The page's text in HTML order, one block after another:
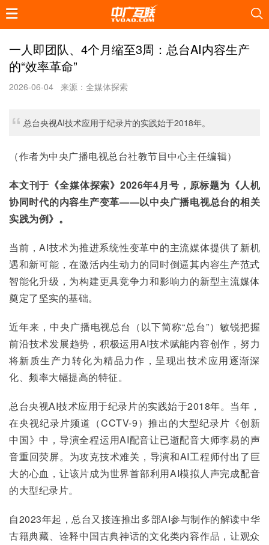
一人即团队、4个月缩至3周：总台AI内容生产
的“效率革命”
2026-06-04 来源：全媒体探索
总台央视AI技术应用于纪录片的实践始于2018年。
（作者为中央广播电视总台社教节目中心主任编辑）
本文刊于《全媒体探索》2026年4月号，原标题为《人机
协同时代的内容生产变革——以中央广播电视总台的相关
实践为例》。
当前，AI技术为推进系统性变革中的主流媒体提供了新机
遇和新可能，在激活内生动力的同时倒逼其内容生产范式
智能化升级，为构建更具竞争力和影响力的新型主流媒体
奠定了坚实的基础。
近年来，中央广播电视总台（以下简称“总台”）敏锐把握
前沿技术发展趋势，积极运用AI技术赋能内容创作，努力
将新质生产力转化为精品力作，呈现出技术应用逐渐深
化、频率大幅提高的特征。
总台央视AI技术应用于纪录片的实践始于2018年。当年，
在央视纪录片频道（CCTV-9）推出的大型纪录片《创新
中国》中，导演全程运用AI配音让已逝配音大师李易的声
音重回荧屏。为攻克技术难关，导演和AI工程师付出了巨
大的心血，让该片成为世界首部利用AI模拟人声完成配音
的大型纪录片。
自2023年起，总台又接连推出多部AI参与制作的解读中华
古籍典藏、诠释中国古典神话的文化类内容作品，让观众